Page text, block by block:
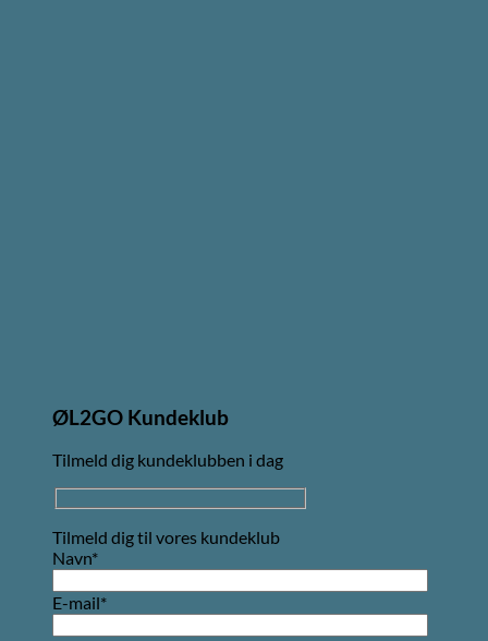
ØL2GO Kundeklub
Tilmeld dig kundeklubben i dag
Tilmeld dig til vores kundeklub
Navn*
E-mail*